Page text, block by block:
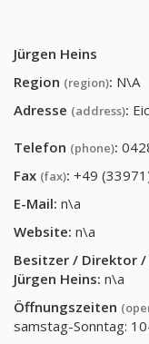
Jürgen Heins
Region (region): N\A
Adresse (address):
Telefon (phone):
Fax (fax): +49
E-Mail: n\a
Website: n\a
Besitzer / Direktor /
Jürgen Heins: n\a
Öffnungszeiten
samstag-Sonntag: